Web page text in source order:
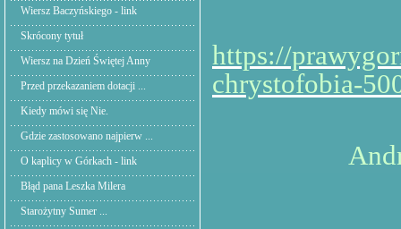
Wiersz Baczyńskiego - link
Skrócony tytuł
Wiersz na Dzień Świętej Anny
Przed przekazaniem dotacji ...
Kiedy mówi się Nie.
Gdzie zastosowano najpierw ...
O kaplicy w Górkach - link
Błąd pana Leszka Milera
Starożytny Sumer ...
https://
chrystofobia-
Andrzej